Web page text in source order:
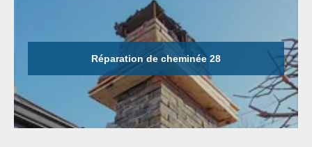
Réparation de cheminée 28